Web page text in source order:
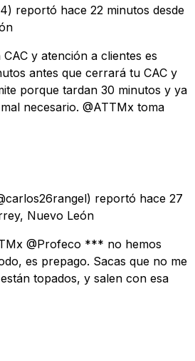
reportó hace 22 minutos desde
y atención a clientes es
antes que cerrará tu CAC y
porque tardan 30 minutos y ya
necesario. @ATTMx toma
reportó hace 27
Nuevo León
@Profeco *** no hemos
es prepago. Sacas que no me
topados, y salen con esa